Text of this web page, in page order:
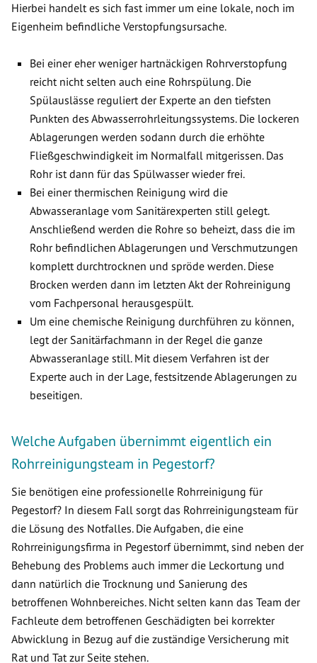
Hierbei handelt es sich fast immer um eine lokale, noch im
Eigenheim befindliche Verstopfungsursache.
Bei einer eher weniger hartnäckigen Rohrverstopfung
reicht nicht selten auch eine Rohrspülung. Die
Spülauslässe reguliert der Experte an den tiefsten
Punkten des Abwasserrohrleitungssystems. Die lockeren
Ablagerungen werden sodann durch die erhöhte
Fließgeschwindigkeit im Normalfall mitgerissen. Das
Rohr ist dann für das Spülwasser wieder frei.
Bei einer thermischen Reinigung wird die
Abwasseranlage vom Sanitärexperten still gelegt.
Anschließend werden die Rohre so beheizt, dass die im
Rohr befindlichen Ablagerungen und Verschmutzungen
komplett durchtrocknen und spröde werden. Diese
Brocken werden dann im letzten Akt der Rohreinigung
vom Fachpersonal herausgespült.
Um eine chemische Reinigung durchführen zu können,
legt der Sanitärfachmann in der Regel die ganze
Abwasseranlage still. Mit diesem Verfahren ist der
Experte auch in der Lage, festsitzende Ablagerungen zu
beseitigen.
Welche Aufgaben übernimmt eigentlich ein
Rohrreinigungsteam in Pegestorf?
Sie benötigen eine professionelle Rohrreinigung für
Pegestorf? In diesem Fall sorgt das Rohrreinigungsteam für
die Lösung des Notfalles. Die Aufgaben, die eine
Rohrreinigungsfirma in Pegestorf übernimmt, sind neben der
Behebung des Problems auch immer die Leckortung und
dann natürlich die Trocknung und Sanierung des
betroffenen Wohnbereiches. Nicht selten kann das Team der
Fachleute dem betroffenen Geschädigten bei korrekter
Abwicklung in Bezug auf die zuständige Versicherung mit
Rat und Tat zur Seite stehen.